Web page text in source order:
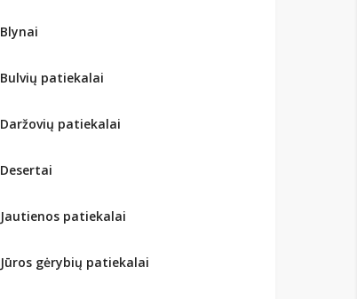
Blynai
Bulvių patiekalai
Daržovių patiekalai
Desertai
Jautienos patiekalai
Jūros gėrybių patiekalai